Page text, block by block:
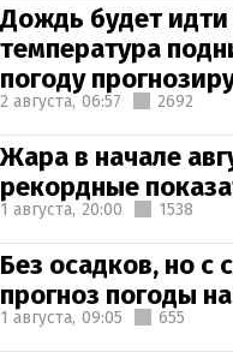
Дождь будет идти
температура
погоду
2 августа, 06:57 2692
Жара в начале
рекордные
1 августа, 20:00 1538
Без осадков, но с
прогноз погоды на
1 августа, 09:05 655